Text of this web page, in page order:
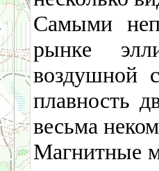
Самыми
рынке
воздушной
плавность
весьма
Магнитные